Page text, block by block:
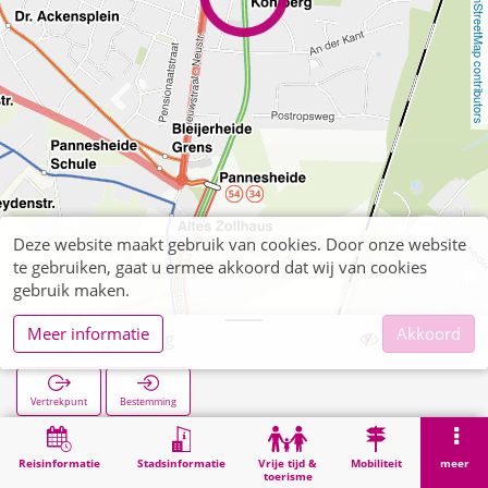
OpenStreetMap contributors
Reisinformatie Stadsinformatie
Vrije tijd &
toerisme
Mobiliteit meer
Straß Kohlberg
Vertrekpunt Bestemming
Zoekopracht Straß Kohlberg
Deze website maakt gebruik van cookies. Door onze website
te gebruiken, gaat u ermee akkoord dat wij van cookies
gebruik maken.
Meer informatie
Akkoord